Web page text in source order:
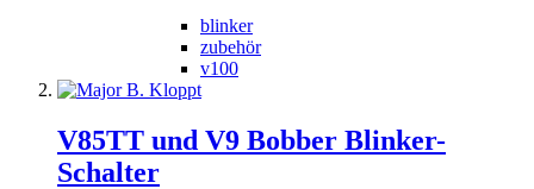
blinker
zubehör
v100
V85TT und V9 Bobber Blinker-
Schalter